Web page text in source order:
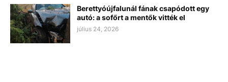
Berettyóújfalunál fának csapódott egy
autó: a sofőrt a mentők vitték el
július 24, 2026